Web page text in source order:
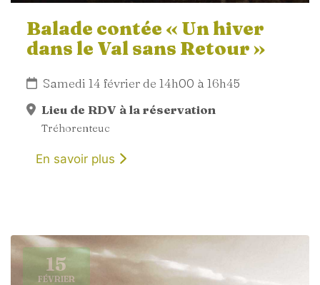
Balade contée « Un hiver
dans le Val sans Retour »
Samedi 14 février de 14h00 à 16h45
Lieu de RDV à la réservation
Tréhorenteuc
En savoir plus
15
FÉVRIER